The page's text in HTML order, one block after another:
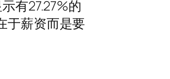
有27.27%的
于薪资而是要